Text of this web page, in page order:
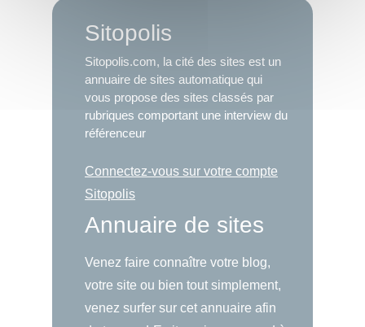
Sitopolis
Sitopolis.com, la cité des sites est un
annuaire de sites automatique qui
vous propose des sites classés par
rubriques comportant une interview du
référenceur
Connectez-vous sur votre compte
Sitopolis
Annuaire de sites
Venez faire connaître votre blog,
votre site ou bien tout simplement,
venez surfer sur cet annuaire afin